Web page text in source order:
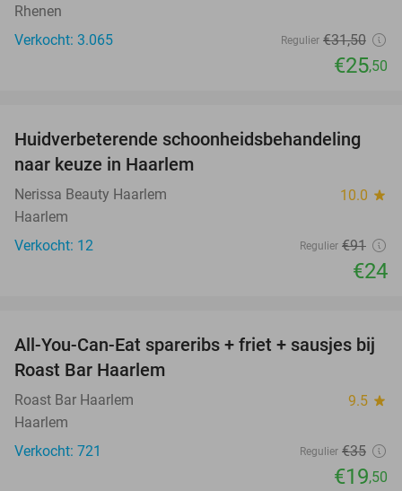
Rhenen
Verkocht: 3.065
Regulier €31,50
€25,50
74%
Huidverbeterende schoonheidsbehandeling
naar keuze in Haarlem
Nerissa Beauty Haarlem 10.0 star
Haarlem
Verkocht: 12
Regulier €91
€24
44%
All-You-Can-Eat spareribs + friet + sausjes bij
Roast Bar Haarlem
Roast Bar Haarlem 9.5 star
Haarlem
Verkocht: 721
Regulier €35
€19,50